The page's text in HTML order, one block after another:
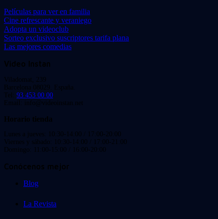
Películas para ver en familia
Cine refrescante y veraniego
Adopta un videoclub
Sorteo exclusivo suscriptores tarifa plana
Las mejores comedias
Video Instan
Viladomat, 239
Barcelona 08029. España.
Tel: 93 453 00 00
Email: info@videoinstan.net
Horario tienda
Lunes a jueves: 10:30-14:00 / 17:00-20:00
Viernes y sábado: 10:30-14:00 / 17:00-21:00
Domingo: 11:00-15:00 / 16:00-20:00
Conócenos mejor
Blog
La Revista